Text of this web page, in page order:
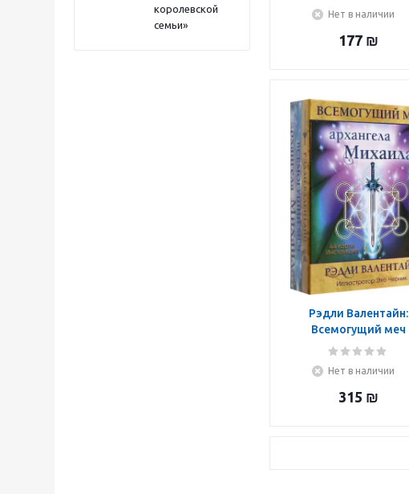
королевской
семьи»
Нет в наличии
177₪
Рэдли Валентайн:
Всемогущий меч
архангела Михаила
Нет в наличии
315 ₪